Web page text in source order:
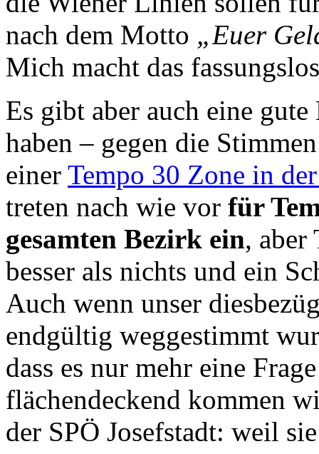
nach dem Motto „Euer
Mich macht das
Es gibt aber auch eine
haben – gegen die
einer Tempo 30 Zone in
treten nach wie vor für
gesamten Bezirk ein, aber
besser als nichts und ein
Auch wenn unser
endgültig weggestimmt
dass es nur mehr eine
flächendeckend kommen
der SPÖ Josefstadt: weil